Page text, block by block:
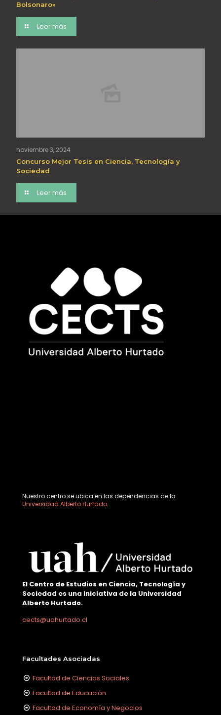
Bolsonaro»
Leer más
noviembre 3, 2024
Concurso Mejor Tesis en Ciencia, Tecnología y
Sociedad
Leer más
Nuestro centro se ubica en las dependencias de la
Universidad Alberto Hurtado.
El Centro de Estudios en Ciencia, Tecnología y
Sociedad es una iniciativa de la Universidad
Alberto Hurtado.
cects@uahurtado.cl
Facultades Asociadas
Facultad de Ciencias Sociales
Facultad de Educación
Facultad de Economía y Negocios